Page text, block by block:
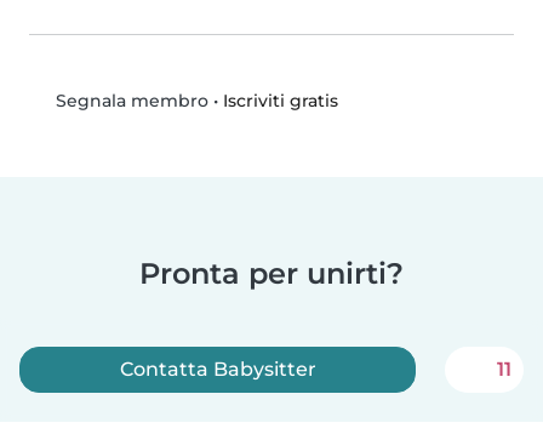
Segnala membro• Iscriviti gratis
Pronta per unirti?
Contatta Babysitter 11